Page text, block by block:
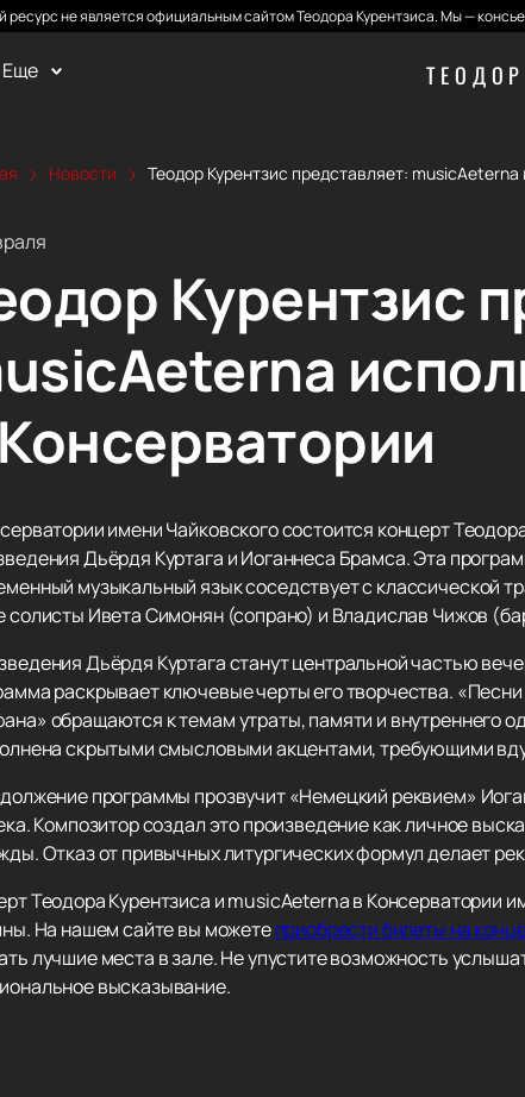
ресурс не является официальным сайтом Теодора Курентзиса. Мы —
Еще
Новости Теодор Курентзис представляет:
Курентзис
имени Чайковского состоится концерт
Дьёрдя Куртага и Иоганнеса Брамса. Эта
музыкальный язык соседствует с классической
солисты Ивета Симонян (сопрано) и Владислав Чижов
Дьёрдя Куртага станут центральной частью
раскрывает ключевые черты его творчества.
обращаются к темам утраты, памяти и внутреннего
скрытыми смысловыми акцентами, требующими
программы прозвучит «Немецкий реквием»
Композитор создал это произведение как личное
Отказ от привычных литургических формул делает
Теодора Курентзиса и musicAeterna в Консерватории
На нашем сайте вы можетеприобрести билеты на
лучшие места в зале. Не упустите возможность
высказывание.